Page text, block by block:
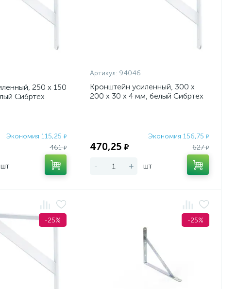
250 х 150
Сибртех
Экономия 115,25 ₽
461₽
шт
Артикул: 94046
Кронштейн усиленный, 300 х
200 х 30 х 4 мм, белый Сибртех
Экономия 156,75₽
470,25 ₽ 627₽
- + шт
-25% -25%